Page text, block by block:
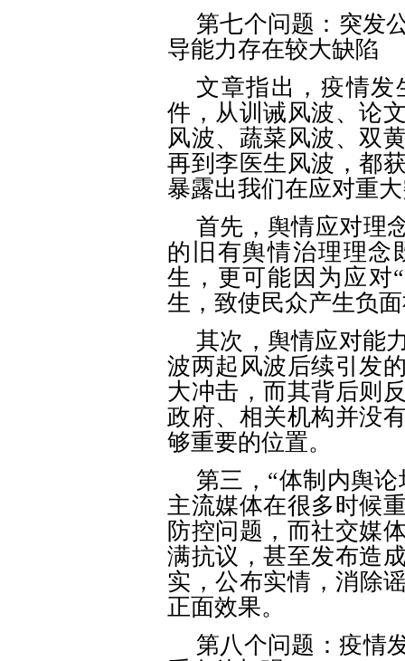
第七个问题：突发
导能力存在较大缺陷
文章指出，疫情发
件，从训诫风波、论
风波、蔬菜风波、双
再到李医生风波，都
暴露出我们在应对重
首先，舆情应对理
的旧有舆情治理理念
生，更可能因为应对
生，致使民众产生负
其次，舆情应对能
波两起风波后续引发
大冲击，而其背后则
政府、相关机构并没
够重要的位置。
第三， “体制内舆
主流媒体在很多时候
防控问题，而社交媒
满抗议，甚至发布造
实，公布实情，消除
正面效果。
第八个问题：疫情